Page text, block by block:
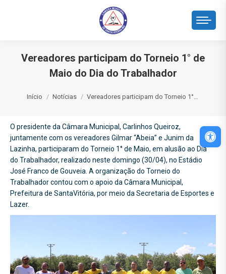
Vereadores participam do Torneio 1° de
Maio do Dia do Trabalhador
Início Notícias Vereadores participam do Torneio 1°…
O presidente da Câmara Municipal, Carlinhos Queiroz,
juntamente com os vereadores Gilmar “Abeia” e Junim da
Lazinha, participaram do Torneio 1° de Maio, em alusão ao Dia
do Trabalhador, realizado neste domingo (30/04), no Estádio
José Franco de Gouveia. A organização do Torneio do
Trabalhador contou com o apoio da Câmara Municipal,
Prefeitura de SantaVitória, por meio da Secretaria de Esportes e
Lazer.